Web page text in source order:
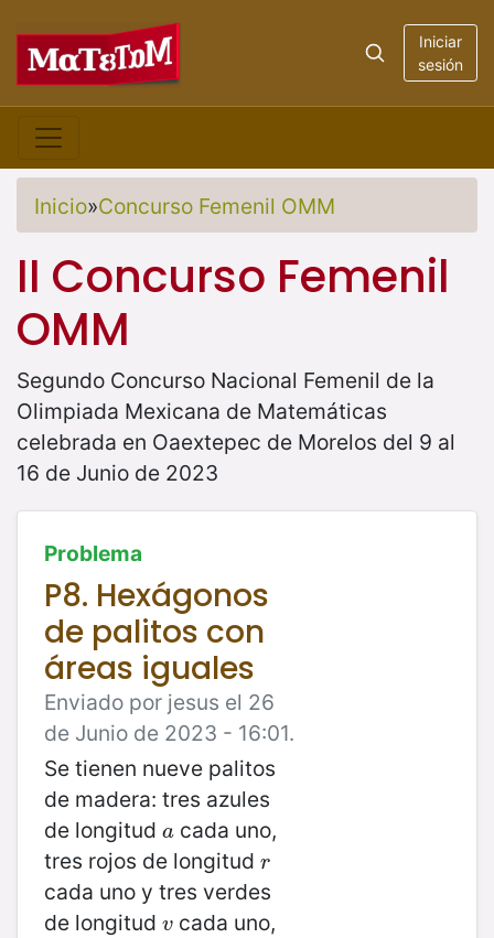
Iniciar
sesión
Inicio»Concurso Femenil OMM
II Concurso Femenil
OMM
Segundo Concurso Nacional Femenil de la
Olimpiada Mexicana de Matemáticas
celebrada en Oaextepec de Morelos del 9 al
16 de Junio de 2023
Problema
P8. Hexágonos
de palitos con
áreas iguales
Enviado por jesus el 26
de Junio de 2023 - 16:01.
Se tienen nueve palitos
de madera: tres azules
de longitud a
a cada uno,
tres rojos de longitud r
r
cada uno y tres verdes
de longitud v
v cada uno,